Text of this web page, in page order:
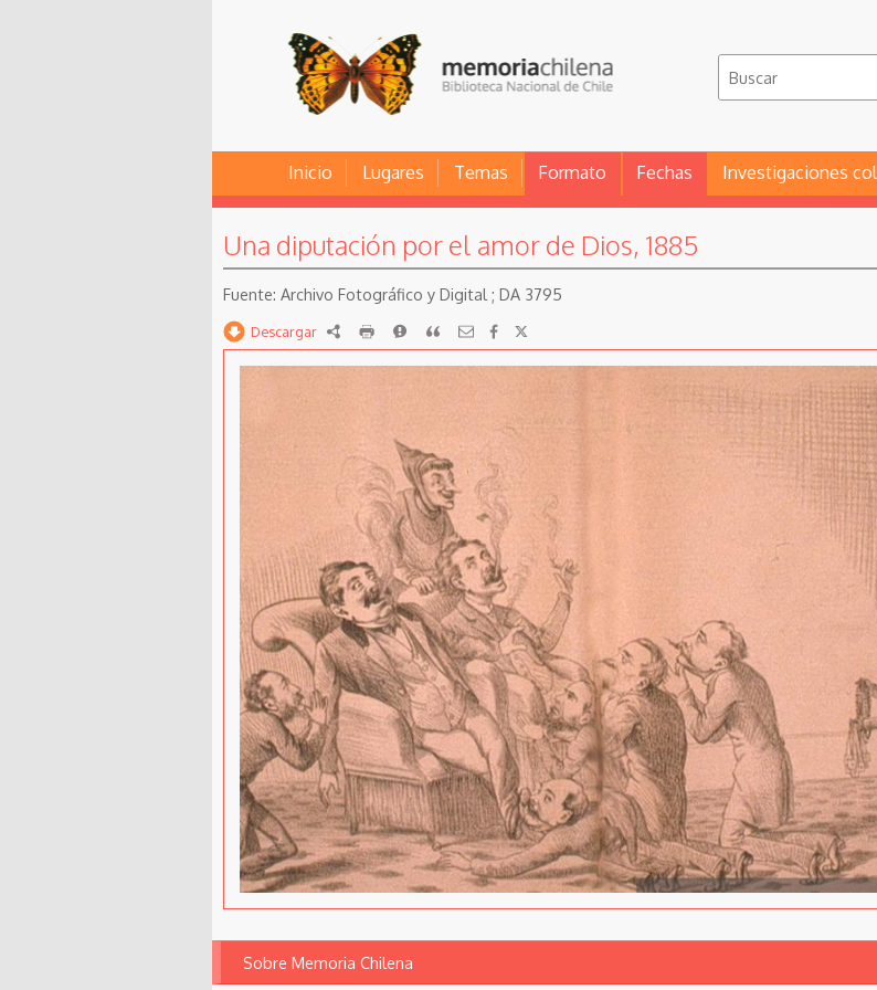
Inicio Lugares Temas Formato Fechas Investigaciones
Una diputación por el amor de Dios, 1885
Archivo Fotográfico y Digital ; DA 3795
Descargar RDF imprimirReportarCitar
Sobre Memoria Chilena